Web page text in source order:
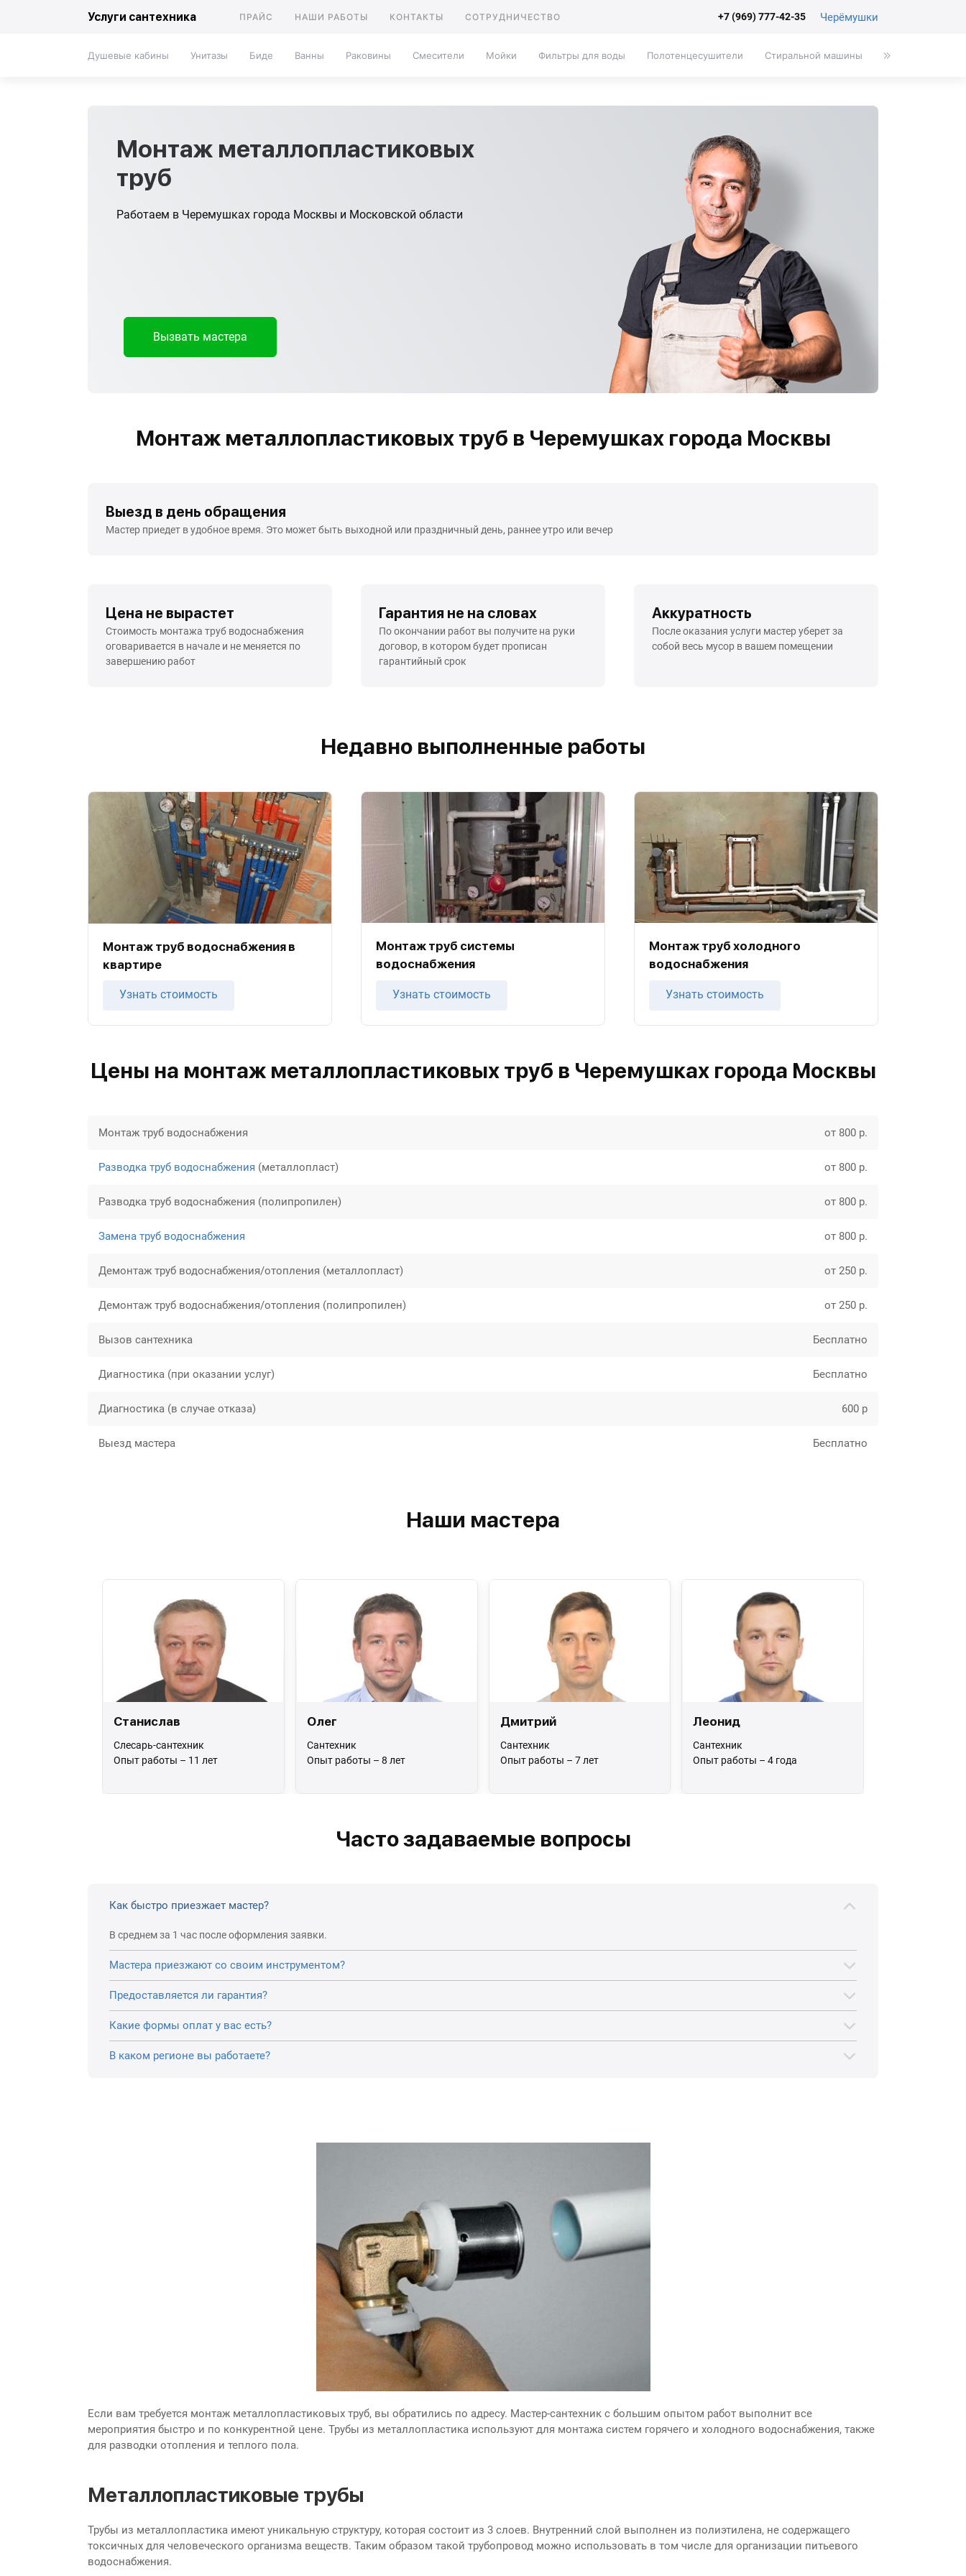
Услуги сантехника ПРАЙС НАШИ РАБОТЫ КОНТАКТЫ СОТРУДНИЧЕСТВО +7 (969) 777-42-35 Черёмушки
Душевые кабины Унитазы Биде Ванны Раковины Смесители Мойки Фильтры для воды Полотенцесушители Стиральной машины Писсуары
Монтаж металлопластиковых
труб
Работаем в Черемушках города Москвы и Московской области
Вызвать мастера
Монтаж металлопластиковых труб в Черемушках города Москвы
Выезд в день обращения
Мастер приедет в удобное время. Это может быть выходной или праздничный день, раннее утро или вечер
Цена не вырастет
Стоимость монтажа труб водоснабжения
оговаривается в начале и не меняется по
завершению работ
Гарантия не на словах
По окончании работ вы получите на руки
договор, в котором будет прописан
гарантийный срок
Аккуратность
После оказания услуги мастер уберет за
собой весь мусор в вашем помещении
Недавно выполненные работы
Монтаж труб водоснабжения в
квартире
Узнать стоимость
Монтаж труб системы
водоснабжения
Узнать стоимость
Монтаж труб холодного
водоснабжения
Узнать стоимость
Цены на монтаж металлопластиковых труб в Черемушках города Москвы
Монтаж труб водоснабжения от 800 р.
Разводка труб водоснабжения (металлопласт) от 800 р.
Разводка труб водоснабжения (полипропилен) от 800 р.
Замена труб водоснабжения от 800 р.
Демонтаж труб водоснабжения/отопления (металлопласт) от 250 р.
Демонтаж труб водоснабжения/отопления (полипропилен) от 250 р.
Вызов сантехника Бесплатно
Диагностика (при оказании услуг) Бесплатно
Диагностика (в случае отказа) 600 р
Выезд мастера Бесплатно
Наши мастера
Станислав
Слесарь-сантехник
Опыт работы – 11 лет
Олег
Сантехник
Опыт работы – 8 лет
Дмитрий
Сантехник
Опыт работы – 7 лет
Леонид
Сантехник
Опыт работы – 4 года
Часто задаваемые вопросы
Как быстро приезжает мастер?
В среднем за 1 час после оформления заявки.
Мастера приезжают со своим инструментом?
Предоставляется ли гарантия?
Какие формы оплат у вас есть?
В каком регионе вы работаете?
Если вам требуется монтаж металлопластиковых труб, вы обратились по адресу. Мастер-сантехник с большим опытом работ выполнит все
мероприятия быстро и по конкурентной цене. Трубы из металлопластика используют для монтажа систем горячего и холодного водоснабжения, также
для разводки отопления и теплого пола.
Металлопластиковые трубы
Трубы из металлопластика имеют уникальную структуру, которая состоит из 3 слоев. Внутренний слой выполнен из полиэтилена, не содержащего
токсичных для человеческого организма веществ. Таким образом такой трубопровод можно использовать в том числе для организации питьевого
водоснабжения.